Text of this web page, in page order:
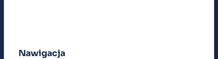
Nawigacja